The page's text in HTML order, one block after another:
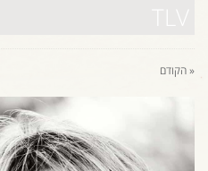
TLV
« הקודם